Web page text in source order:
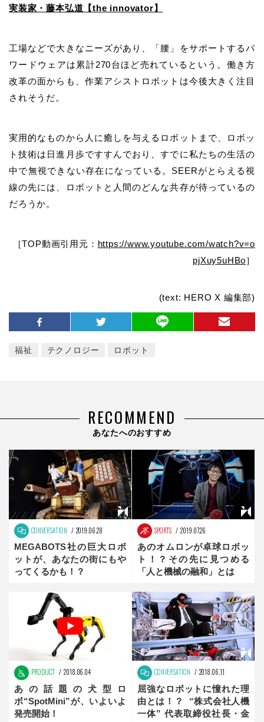
実装家・藤本弘道【the innovator】
工場などで大きなニーズがあり、「腰」をサポートするパ
ワードウェアは累計270台ほど売れているという。働き方
改革の面からも、作業アシストロボットは今後大きく注目
されそうだ。
実用的なものから人に癒しを与えるロボットまで、ロボッ
ト技術は日進月歩ですすんでおり、すでに私たちの生活の
中で無視できない存在になっている。SEERがとらえる視
線の先には、ロボットと人間のどんな共存が待っているの
だろうか。
［TOP動画引用元： https://www.youtube.com/watch?v=o
pjXuy5uHBo］
(text: HERO X 編集部)
福祉 テクノロジー ロボット
RECOMMEND
あなたへのおすすめ
CONVERSATION 2019.06.28
MEGABOTS社の巨大ロボ
ットが、あなたの街にもや
ってくるかも！？
SPORTS 2019.07.26
あのオムロンが卓球ロボッ
ト！？その先に見つめる
「人と機械の融和」とは
PRODUCT 2018.06.04
あの話題の犬型ロ
ボ“SpotMini”が、いよいよ
発売開始！
CONVERSATION 2018.06.11
屈強なロボットに憧れた理
由とは！？ “株式会社人機
一体” 代表取締役社長・金